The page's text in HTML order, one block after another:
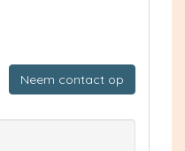
Neem contact op